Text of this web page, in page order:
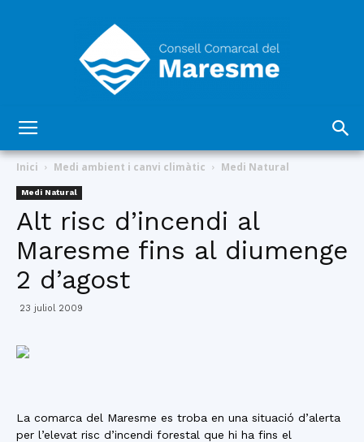
Comarcal
Inici Medi ambient i canvi climàtic Medi Natural
Medi Natural
Alt risc d’incendi al
Maresme fins al diumenge
2 d’agost
23 juliol 2009
La comarca del Maresme es troba en una situació d’alerta
per l’elevat risc d’incendi forestal que hi ha fins el